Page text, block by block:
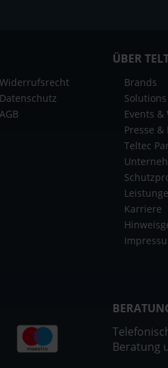
Widerrufsrecht
Datenschutz
AGB
ÜBER
Brands
Solutions
Events &
Presse &
Teltec
Karriere
Beratung